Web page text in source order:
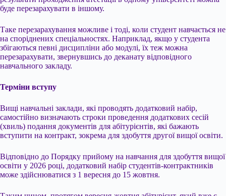
буде перезарахувати в іншому.
Таке перезарахування можливе і тоді, коли студент навчається не
на споріднених спеціальностях. Наприклад, якщо у студента
збігаються певні дисципліни або модулі, їх теж можна
перезарахувати, звернувшись до деканату відповідного
навчального закладу.
Терміни вступу
Вищі навчальні заклади, які проводять додатковий набір,
самостійно визначають строки проведення додаткових сесій
(хвиль) подання документів для абітурієнтів, які бажають
вступити на контракт, зокрема для здобуття другої вищої освіти.
Відповідно до Порядку прийому на навчання для здобуття вищої
освіти у 2026 році, додатковий набір студентів-контрактників
може здійснюватися з 1 вересня до 15 жовтня.